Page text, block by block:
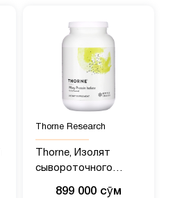
Thorne Research
Thorne, Изолят
сывороточного
899 000 сӯм